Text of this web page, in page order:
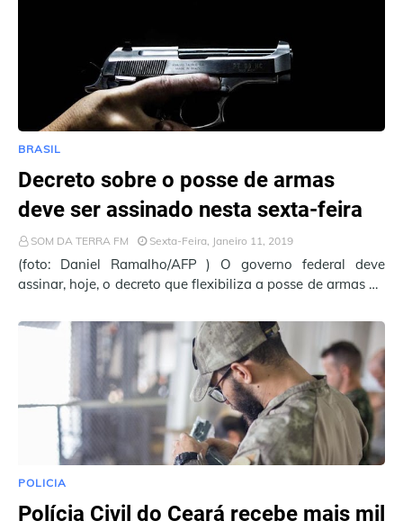
BRASIL
Decreto sobre o posse de armas
deve ser assinado nesta sexta-feira
SOM DA TERRA FM Sexta-Feira, Janeiro 11, 2019
(foto: Daniel Ramalho/AFP ) O governo federal deve
assinar, hoje, o decreto que flexibiliza a posse de armas no
POLICIA
Polícia Civil do Ceará recebe mais mil